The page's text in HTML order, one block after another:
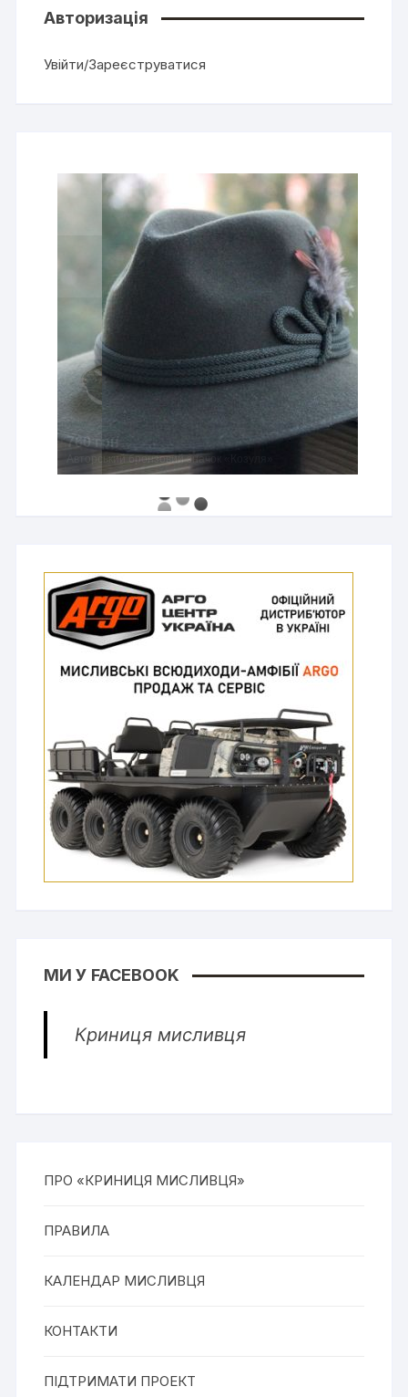
Авторизація
Увійти/Зареєструватися
760 грн
Авторський бронзовий значок «Козуля»
МИ У FACEBOOK
Криниця мисливця
ПРО «КРИНИЦЯ МИСЛИВЦЯ»
ПРАВИЛА
КАЛЕНДАР МИСЛИВЦЯ
КОНТАКТИ
ПІДТРИМАТИ ПРОЕКТ